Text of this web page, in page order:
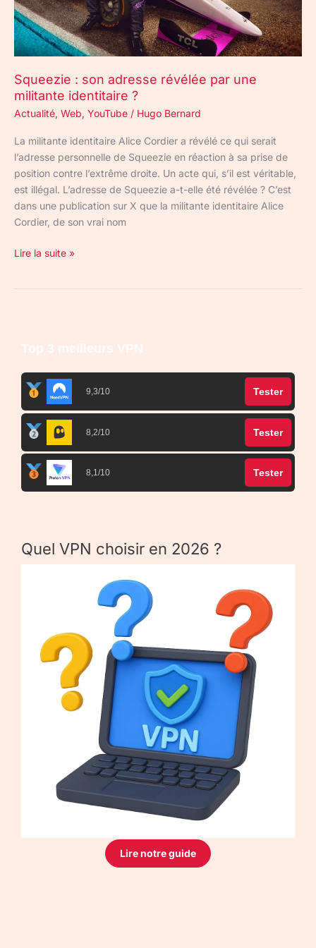
Squeezie : son adresse révélée par une
militante identitaire ?
Actualité, Web, YouTube / Hugo Bernard
La militante identitaire Alice Cordier a révélé ce qui serait
l’adresse personnelle de Squeezie en réaction à sa prise de
position contre l’extrême droite. Un acte qui, s’il est véritable,
est illégal. L’adresse de Squeezie a-t-elle été révélée ? C’est
dans une publication sur X que la militante identitaire Alice
Cordier, de son vrai nom
militante
identitaire
?
Lire la suite »
Top 3 meilleurs VPN
9,3/10 Tester
8,2/10 Tester
8,1/10 Tester
Quel VPN choisir en 2026 ?
Lire notre guide